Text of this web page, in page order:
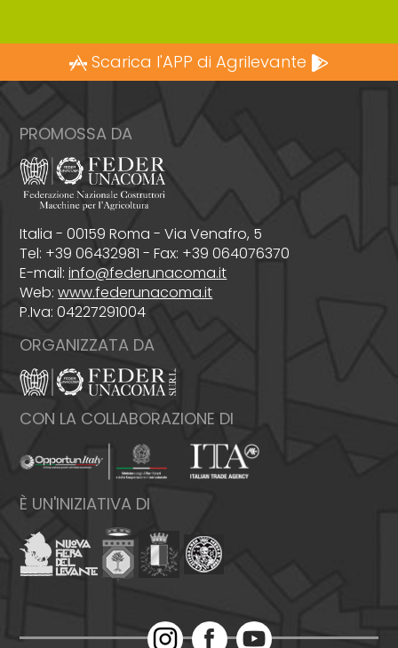
Scarica l'APP di Agrilevante
PROMOSSA DA
Italia - 00159 Roma - Via Venafro, 5
Tel: +39 06432981 - Fax: +39 064076370
E-mail:info@federunacoma.it
Web:www.federunacoma.it
P.Iva: 04227291004
ORGANIZZATA DA
CON LA COLLABORAZIONE DI
È UN'INIZIATIVA DI